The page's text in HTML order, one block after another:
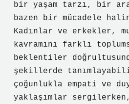
bir yaşam tarzı, bir
bazen bir mücadele
Kadınlar ve erkekler,
kavramını farklı
beklentiler
şekillerde
çoğunlukla empati ve
yaklaşımlar